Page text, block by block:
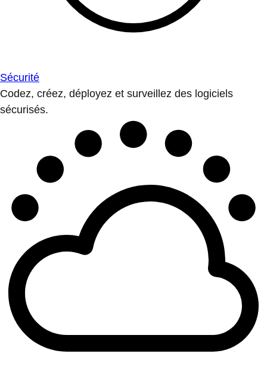
Sécurité
Codez, créez, déployez et surveillez des logiciels
sécurisés.